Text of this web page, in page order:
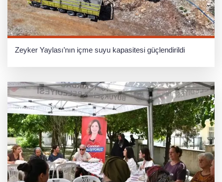
Zeyker Yaylası’nın içme suyu kapasitesi güçlendirildi